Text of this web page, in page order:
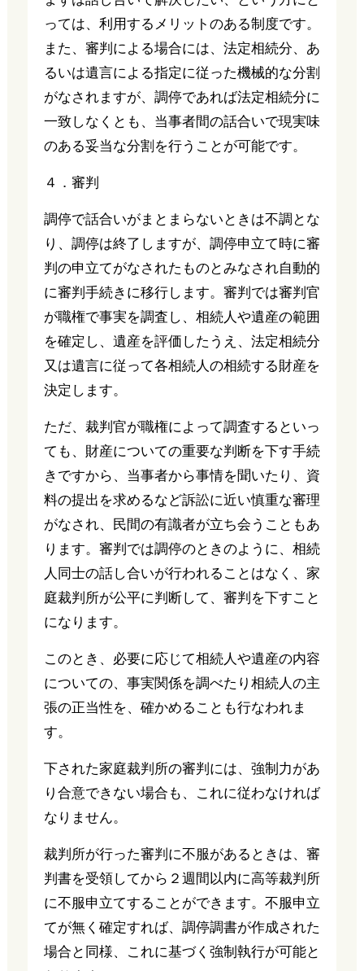
っては、利用するメリットのある制度です。
また、審判による場合には、法定相続分、あ
るいは遺言による指定に従った機械的な分割
がなされますが、調停であれば法定相続分に
一致しなくとも、当事者間の話合いで現実味
のある妥当な分割を行うことが可能です。
４．審判
調停で話合いがまとまらないときは不調とな
り、調停は終了しますが、調停申立て時に審
判の申立てがなされたものとみなされ自動的
に審判手続きに移行します。審判では審判官
が職権で事実を調査し、相続人や遺産の範囲
を確定し、遺産を評価したうえ、法定相続分
又は遺言に従って各相続人の相続する財産を
決定します。
ただ、裁判官が職権によって調査するといっ
ても、財産についての重要な判断を下す手続
きですから、当事者から事情を聞いたり、資
料の提出を求めるなど訴訟に近い慎重な審理
がなされ、民間の有識者が立ち会うこともあ
ります。審判では調停のときのように、相続
人同士の話し合いが行われることはなく、家
庭裁判所が公平に判断して、審判を下すこと
になります。
このとき、必要に応じて相続人や遺産の内容
についての、事実関係を調べたり相続人の主
張の正当性を、確かめることも行なわれま
す。
下された家庭裁判所の審判には、強制力があ
り合意できない場合も、これに従わなければ
なりません。
裁判所が行った審判に不服があるときは、審
判書を受領してから２週間以内に高等裁判所
に不服申立てすることができます。不服申立
てが無く確定すれば、調停調書が作成された
場合と同様、これに基づく強制執行が可能と